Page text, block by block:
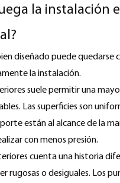
la instalación
diseñado puede quedarse
la instalación.
suele permitir una
Las superficies son
están al alcance de la
con menos presión.
cuenta una historia
rugosas o desiguales. Los